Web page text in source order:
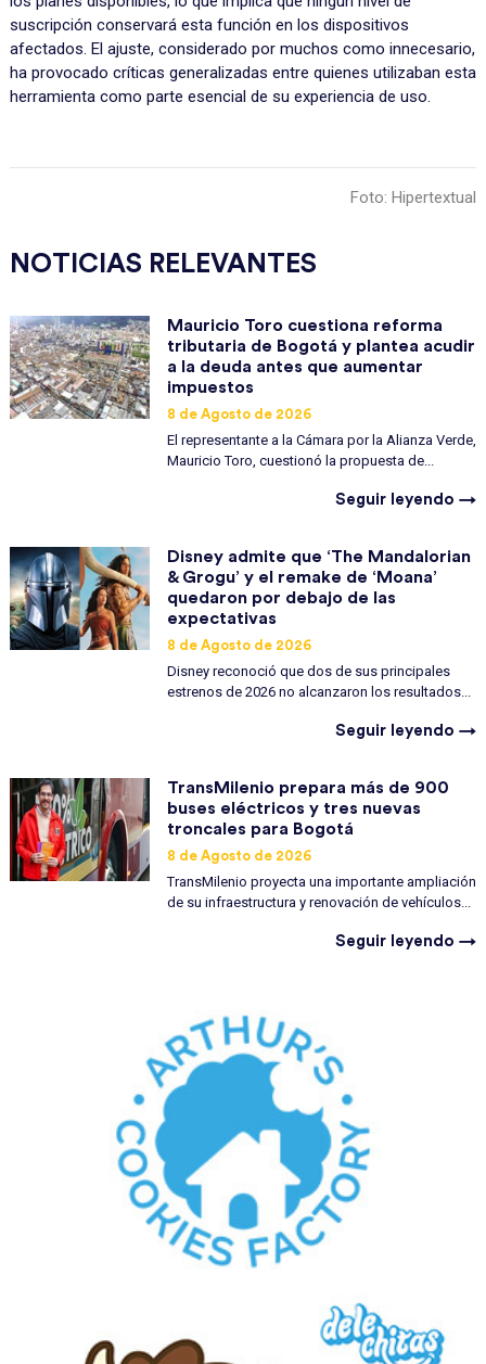
suscripción conservará esta función en los dispositivos
afectados. El ajuste, considerado por muchos como innecesario,
ha provocado críticas generalizadas entre quienes utilizaban esta
herramienta como parte esencial de su experiencia de uso.
Foto: Hipertextual
NOTICIAS RELEVANTES
Mauricio Toro cuestiona reforma
tributaria de Bogotá y plantea acudir
a la deuda antes que aumentar
impuestos
8 de Agosto de 2026
El representante a la Cámara por la Alianza Verde,
Mauricio Toro, cuestionó la propuesta de...
Seguir leyendo →
Disney admite que ‘The Mandalorian
& Grogu’ y el remake de ‘Moana’
quedaron por debajo de las
expectativas
8 de Agosto de 2026
Disney reconoció que dos de sus principales
estrenos de 2026 no alcanzaron los resultados...
Seguir leyendo →
TransMilenio prepara más de 900
buses eléctricos y tres nuevas
troncales para Bogotá
8 de Agosto de 2026
TransMilenio proyecta una importante ampliación
de su infraestructura y renovación de vehículos...
Seguir leyendo →